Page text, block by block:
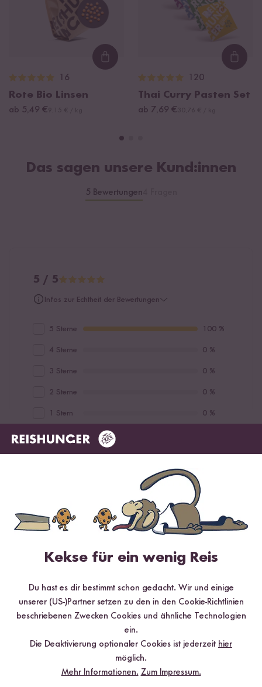
Loading...
16
Rote Bio Linsen
ab 5,49 €
120
Thai Curry Pasten Set
ab 7,69 €
Das sagen unsere Kund:innen
5 Bewertungen
5 / 5
Infos zur Echtheit der Bewertungen
5 Sterne 100 %
4 Sterne 0 %
3 Sterne 0 %
2 Sterne 0 %
1 Stern 0 %
Hilfreichste Neueste Höchste BewertungNiedrigste Bewertung
septaenn 01.09.2020 Verifizierter Kauf
Gute Qualität. Koche ich oft gern gleich mit dem Reis mit.
Person fand diese Antwort hilfreich
Kekse für ein wenig Reis
Du hast es dir bestimmt schon gedacht. Wir und einige
unserer (US-)Partner setzen zu den in den Cookie-Richtlinien
beschriebenen Zwecken Cookies und ähnliche Technologien
ein.
Die Deaktivierung optionaler Cookies ist jederzeit hier
möglich.
Mehr Informationen. Zum Impressum.